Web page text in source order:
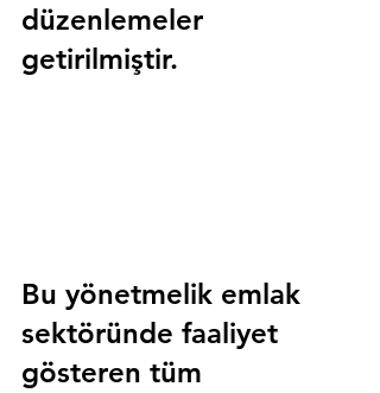
düzenlemeler
getirilmiştir.
Bu yönetmelik emlak
sektöründe faaliyet
gösteren tüm